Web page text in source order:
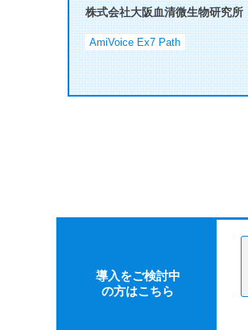
株式会社大阪血清微生物研究所
AmiVoice Ex7 Path
導入をご検討中
の方はこちら